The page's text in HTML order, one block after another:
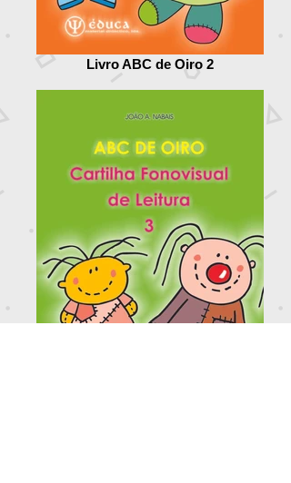
Livro ABC de Oiro 2